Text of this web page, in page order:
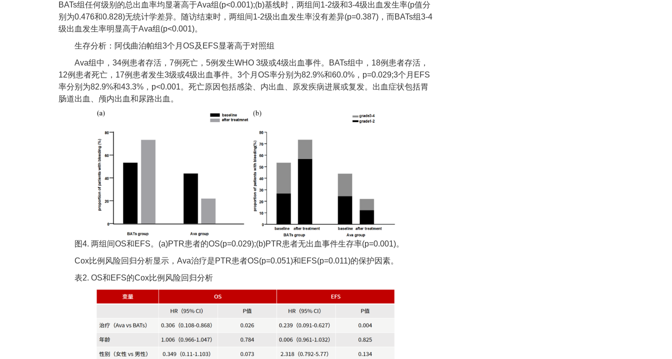
BATs组任何级别的总出血率均显著高于Ava组(p<0.001);(b)基线时，两组间1-2级和3-4级出血发生率(p值分
别为0.476和0.828)无统计学差异。随访结束时，两组间1-2级出血发生率没有差异(p=0.387)，而BATs组3-4
级出血发生率明显高于Ava组(p<0.001)。
生存分析：阿伐曲泊帕组3个月OS及EFS显著高于对照组
Ava组中，34例患者存活，7例死亡，5例发生WHO 3级或4级出血事件。BATs组中，18例患者存活，
12例患者死亡，17例患者发生3级或4级出血事件。3个月OS率分别为82.9%和60.0%，p=0.029;3个月EFS
率分别为82.9%和43.3%，p<0.001。死亡原因包括感染、内出血、原发疾病进展或复发。出血症状包括胃
肠道出血、颅内出血和尿路出血。
图4. 两组间OS和EFS。(a)PTR患者的OS(p=0.029);(b)PTR患者无出血事件生存率(p=0.001)。
Cox比例风险回归分析显示，Ava治疗是PTR患者OS(p=0.051)和EFS(p=0.011)的保护因素。
表2. OS和EFS的Cox比例风险回归分析